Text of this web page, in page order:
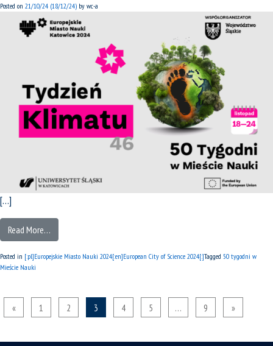
Posted on 21/10/24 (18/12/24) by wc-a
[…]
Read More…
Posted in [:pl]Europejskie Miasto Nauki 2024[:en]European City of Science 2024[:]Tagged 50 tygodni w
Mieście Nauki
« 1 2 3 4 5 … 9 »